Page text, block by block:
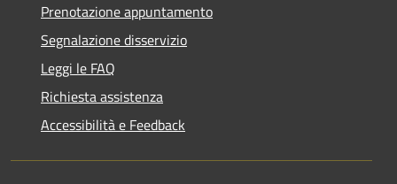
Prenotazione appuntamento
Segnalazione disservizio
Leggi le FAQ
Richiesta assistenza
Accessibilità e Feedback